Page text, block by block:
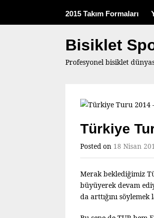
2015 Takım Formaları
Bisiklet
Profesyonel bisiklet
Türkiye
Posted on 18 Nisan
Merak beklediğimiz
büyüyerek devam
da arttığını söylemek